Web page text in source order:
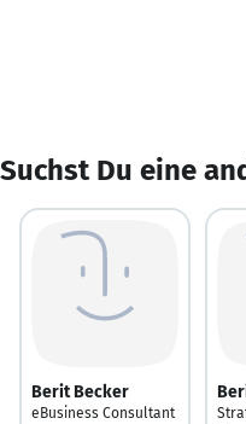
Suchst Du eine
Berit Becker
eBusiness Consultant